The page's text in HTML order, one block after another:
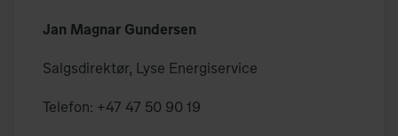
Jan Magnar Gundersen
Salgsdirektør, Lyse Energiservice
Telefon: +47 47 50 90 19